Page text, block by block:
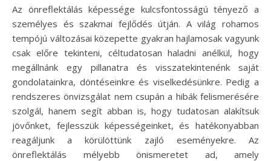
Az önreflektálás képessége kulcsfontosságú tényező a
személyes és szakmai fejlődés útján. A világ rohamos
tempójú változásai közepette gyakran hajlamosak vagyunk
csak előre tekinteni, céltudatosan haladni anélkül, hogy
megállnánk egy pillanatra és visszatekintenénk saját
gondolatainkra, döntéseinkre és viselkedésünkre. Pedig a
rendszeres önvizsgálat nem csupán a hibák felismerésére
szolgál, hanem segít abban is, hogy tudatosan alakítsuk
jövőnket, fejlesszük képességeinket, és hatékonyabban
reagáljunk a körülöttünk zajló eseményekre. Az
önreflektálás mélyebb önismeretet ad, amely